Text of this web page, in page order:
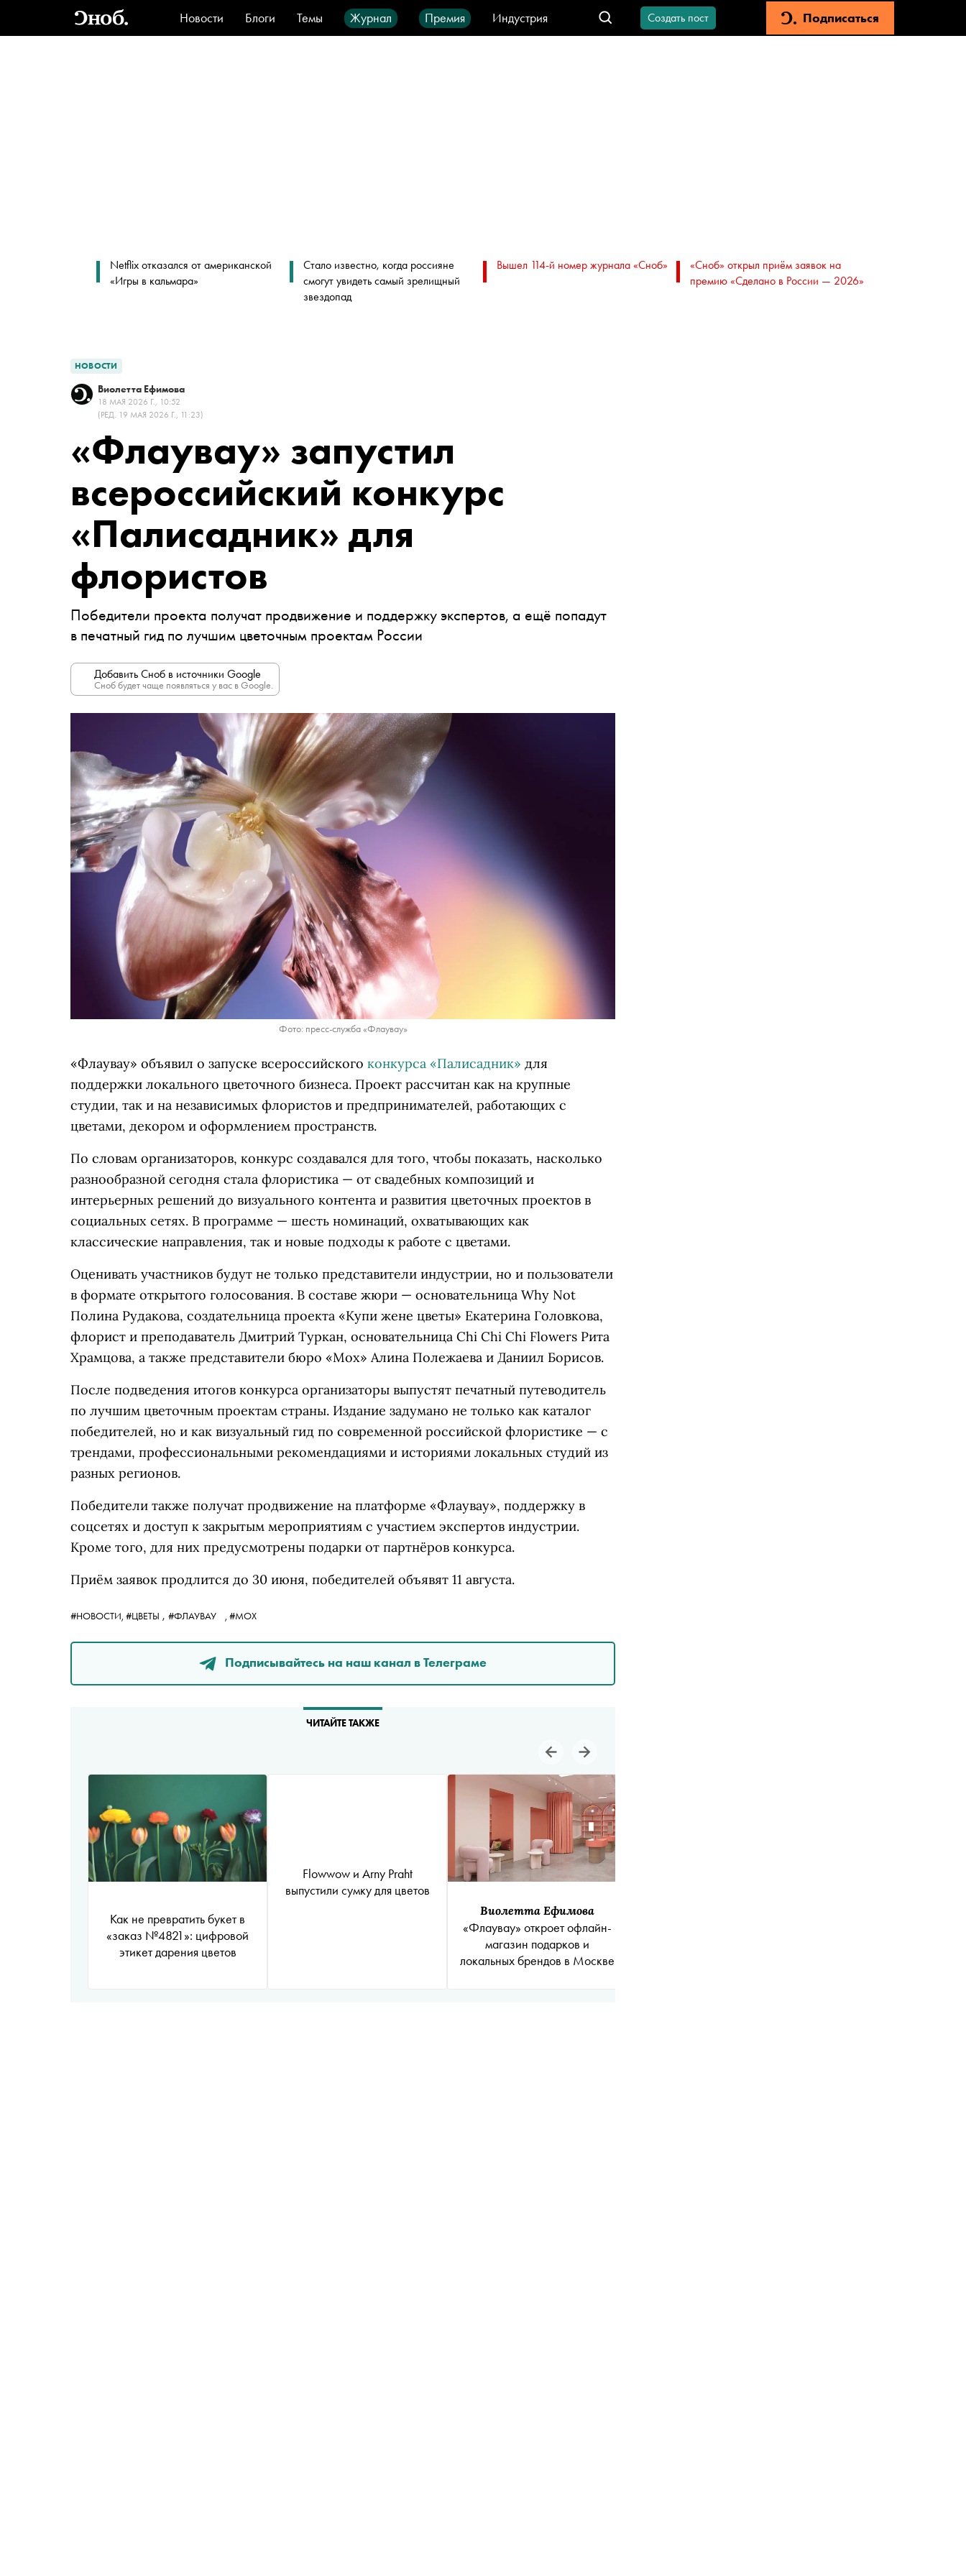
Новости Блоги Темы Журнал Премия
Индустрия
Стиль
Видео Город IT-продукты
Создать пост Подписаться
Netflix отказался от американской
«Игры в кальмара»
Стало известно, когда россияне
смогут увидеть самый зрелищный
звездопад
Вышел 114-й номер журнала «Сноб»
«Сноб» открыл приём заявок на
премию «Сделано в России — 2026»
НОВОСТИ
Виолетта Ефимова
18 МАЯ 2026 Г., 10:52
(РЕД. 19 МАЯ 2026 Г., 11:23)
«Флаувау» запустил
всероссийский конкурс
«Палисадник» для
флористов
Победители проекта получат продвижение и поддержку экспертов, а ещё попадут
в печатный гид по лучшим цветочным проектам России
Добавить Сноб в источники Google
Сноб будет чаще появляться у вас в Google.
Фото: пресс-служба «Флаувау»
«Флаувау» объявил о запуске всероссийского конкурса «Палисадник» для
поддержки локального цветочного бизнеса. Проект рассчитан как на крупные
студии, так и на независимых флористов и предпринимателей, работающих с
цветами, декором и оформлением пространств.
По словам организаторов, конкурс создавался для того, чтобы показать, насколько
разнообразной сегодня стала флористика — от свадебных композиций и
интерьерных решений до визуального контента и развития цветочных проектов в
социальных сетях. В программе — шесть номинаций, охватывающих как
классические направления, так и новые подходы к работе с цветами.
Оценивать участников будут не только представители индустрии, но и пользователи
в формате открытого голосования. В составе жюри — основательница Why Not
Полина Рудакова, создательница проекта «Купи жене цветы» Екатерина Головкова,
флорист и преподаватель Дмитрий Туркан, основательница Chi Chi Chi Flowers Рита
Храмцова, а также представители бюро «Мох» Алина Полежаева и Даниил Борисов.
После подведения итогов конкурса организаторы выпустят печатный путеводитель
по лучшим цветочным проектам страны. Издание задумано не только как каталог
победителей, но и как визуальный гид по современной российской флористике — с
трендами, профессиональными рекомендациями и историями локальных студий из
разных регионов.
Победители также получат продвижение на платформе «Флаувау», поддержку в
соцсетях и доступ к закрытым мероприятиям с участием экспертов индустрии.
Кроме того, для них предусмотрены подарки от партнёров конкурса.
Приём заявок продлится до 30 июня, победителей объявят 11 августа.
#НОВОСТИ, #ЦВЕТЫ‬ , #ФЛАУВАУ , #МОХ
Подписывайтесь на наш канал в Телеграме
ЧИТАЙТЕ ТАКЖЕ
Как не превратить букет в
«заказ №4821»: цифровой
этикет дарения цветов
Flowwow и Arny Praht
выпустили сумку для цветов
Виолетта Ефимова
«Флаувау» откроет офлайн-
магазин подарков и
локальных брендов в Москве